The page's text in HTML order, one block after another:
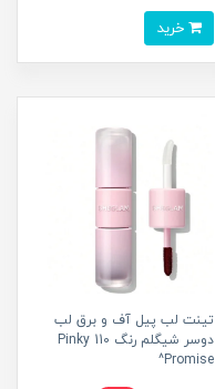
تینت لب پیل آف و برق لب
دوسر شیگلم رنگ 110 Pinky
Promise^